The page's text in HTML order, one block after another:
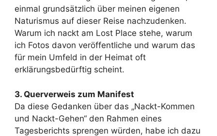
einmal grundsätzlich über meinen eigenen
Naturismus auf dieser Reise nachzudenken.
Warum ich nackt am Lost Place stehe, warum
ich Fotos davon veröffentliche und warum das
für mein Umfeld in der Heimat oft
erklärungsbedürftig scheint.
3. Querverweis zum Manifest
Da diese Gedanken über das „Nackt-Kommen
und Nackt-Gehen“ den Rahmen eines
Tagesberichts sprengen würden, habe ich dazu